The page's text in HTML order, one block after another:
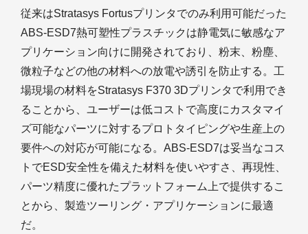
従来はStratasys Fortusプリンタでのみ利用可能だった
ABS-ESD7熱可塑性プラスチックは静電気に敏感なア
プリケーション向けに開発されており、粉末、粉塵、
微粒子などの他の材料への放電や誘引を防止する。工
場現場の材料をStratasys F370 3Dプリンタで利用でき
ることから、ユーザーは低コストで高度にカスタマイ
ズ可能なパーツに対するプロトタイピングや生産上の
要件への対応が可能になる。ABS-ESD7は妥当なコス
トでESD安全性を備えた材料を使いやすさ、再現性、
パーツ精度に優れたプラットフォーム上で提供するこ
とから、製造ツーリング・アプリケーションに最適
だ。